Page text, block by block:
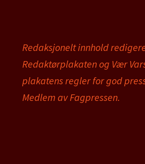
Redaksjonelt innhold
Redaktørplakaten og Vær
plakatens regler for god
Medlem av Fagpressen.